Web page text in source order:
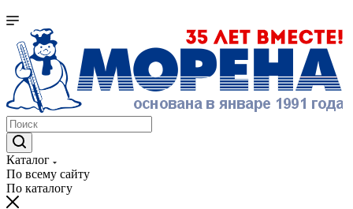
Каталог
По всему сайту
По каталогу